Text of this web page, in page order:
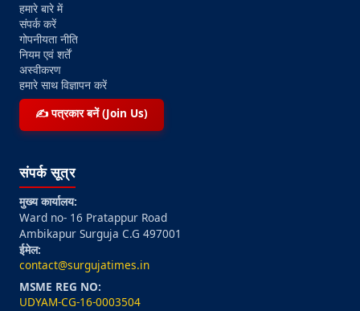
हमारे बारे में
संपर्क करें
गोपनीयता नीति
नियम एवं शर्तें
अस्वीकरण
हमारे साथ विज्ञापन करें
✍️ पत्रकार बनें (Join Us)
संपर्क सूत्र
मुख्य कार्यालय:
Ward no- 16 Pratappur Road
Ambikapur Surguja C.G 497001
ईमेल:
contact@surgujatimes.in
MSME REG NO:
UDYAM-CG-16-0003504